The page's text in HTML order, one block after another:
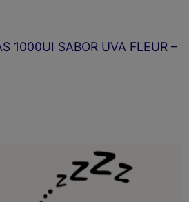
1000UI SABOR UVA FLEUR –